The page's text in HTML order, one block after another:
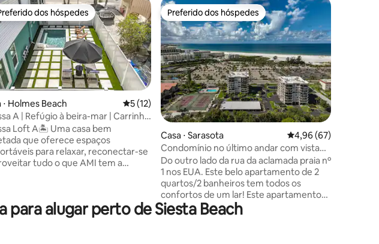
média de 5, 128 avaliações
os melhores preferidos dos hóspedes
dos hóspedes
⋅ Holmes Beach 5 de uma avaliação média de 5, 12 avaliações
5 (12)
A | Refúgio à beira-mar | Carrinho
| Piscina
Loft A🏝️ Uma casa bem
que oferece espaços
para relaxar, reconectar-se
tudo o que AMI tem a
No andar de cima, você
a cozinha totalmente
Preferido dos hóspedes
Preferido dos hóspedes
Casa ⋅ Sarasota 4,96 de uma
4,96 (67)
Condomínio no último andar com vista
bonita - Praia para agradar
Do outro lado da rua da aclamada praia nº
1 nos EUA. Este belo apartamento de 2
quartos/2 banheiros tem todos os
confortos de um lar! Este apartamento
oferece uma cozinha totalmente
equipada, janelas do chão ao teto, sala de
para alugar perto de Siesta Beach